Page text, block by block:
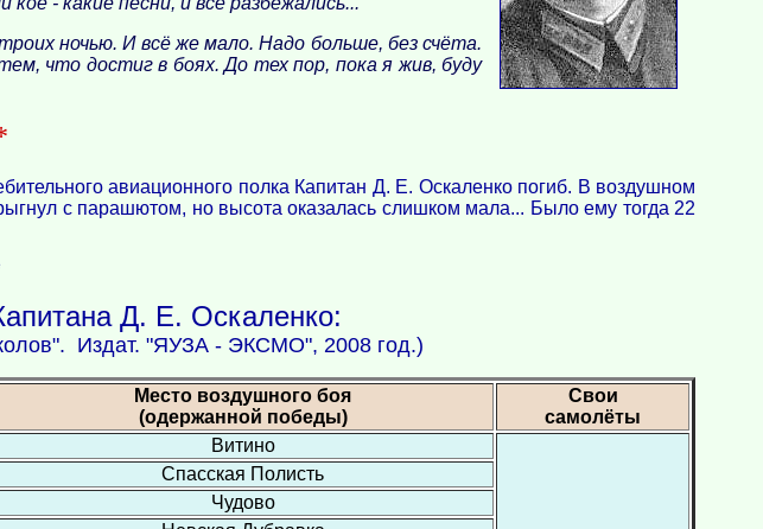
ночью. И всё же мало. Надо больше, без счёта.
что достиг в боях. До тех пор, пока я жив, буду
авиационного полка Капитан Д. Е. Оскаленко погиб. В воздушном
с парашютом, но высота оказалась слишком мала... Было ему тогда 22
Д. Е. Оскаленко:
Издат. "ЯУЗА - ЭКСМО", 2008 год.)
Место воздушного боя
(одержанной победы)
Свои
самолёты
Витино
Спасская Полисть
Чудово